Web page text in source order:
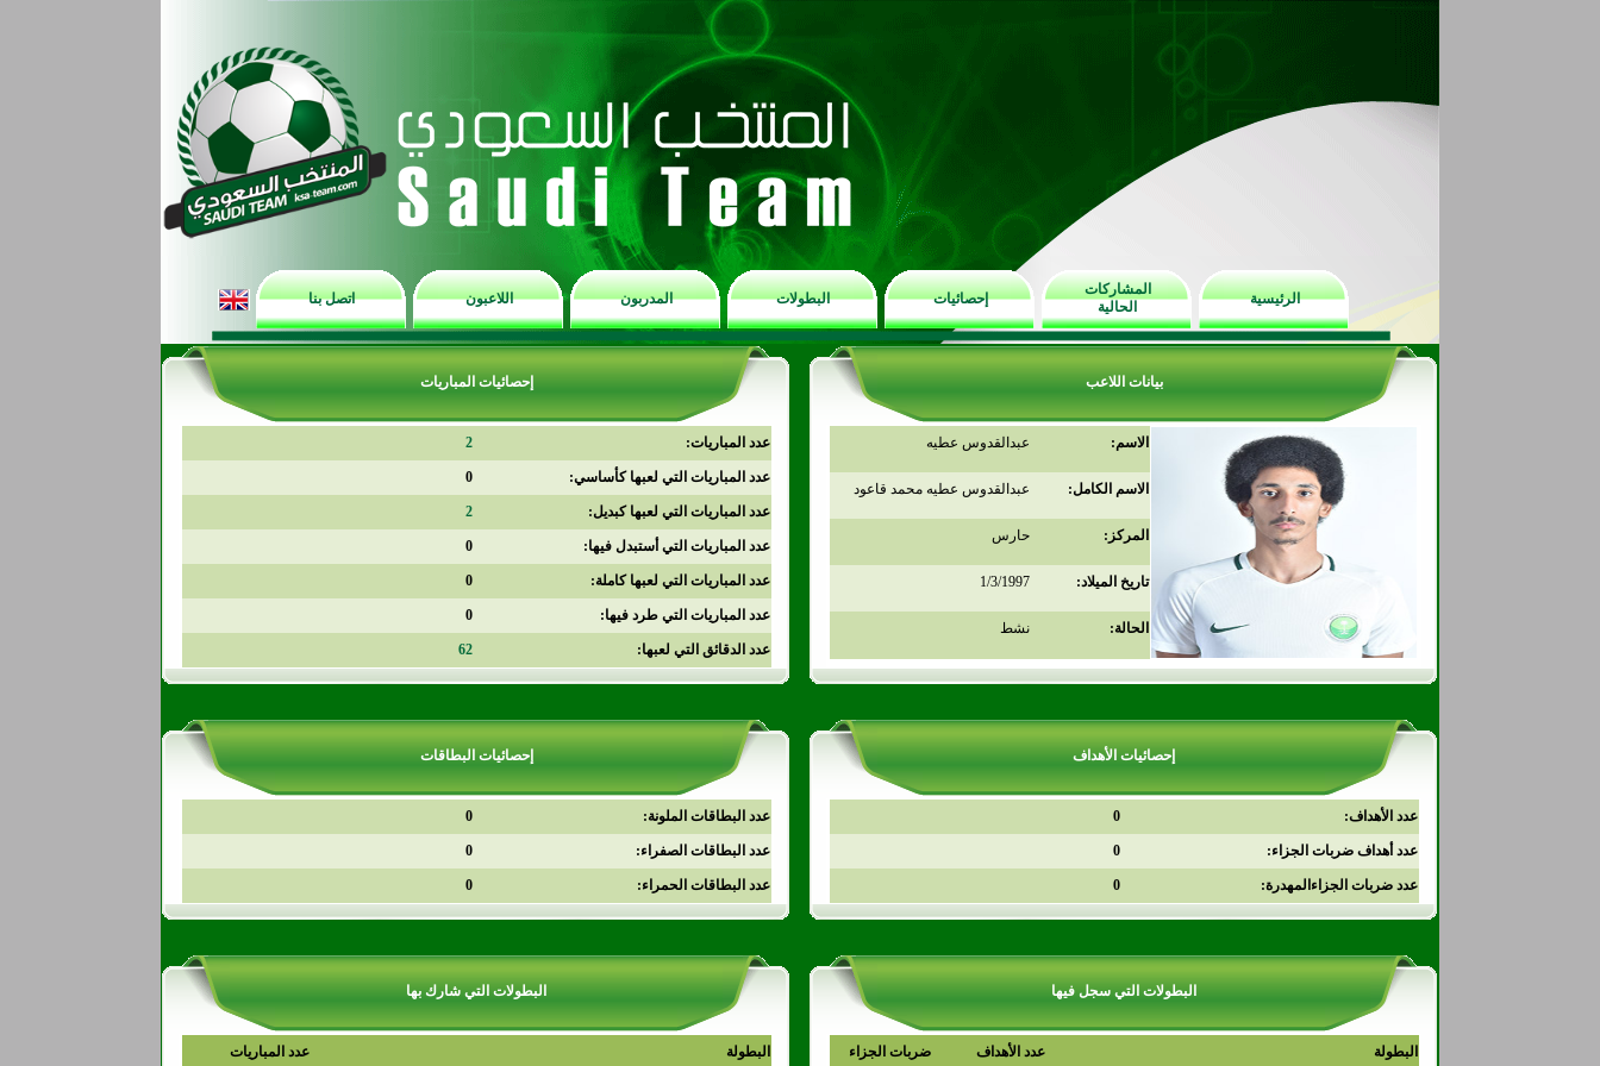
الرئيسية
المشاركات
الحالية
إحصائيات البطولات المدربون اللاعبون اتصل بنا
بيانات اللاعب إحصائيات المباريات
الاسم: عبدالقدوس عطيه
الاسم الكامل: عبدالقدوس عطيه محمد قاعود
المركز: حارس
تاريخ الميلاد: 1/3/1997
الحالة: نشط
عدد المباريات: 2
عدد المباريات التي لعبها كأساسي: 0
عدد المباريات التي لعبها كبديل: 2
عدد المباريات التي أستبدل فيها: 0
عدد المباريات التي لعبها كاملة: 0
عدد المباريات التي طرد فيها: 0
عدد الدقائق التي لعبها: 62
إحصائيات الأهداف إحصائيات البطاقات
عدد الأهداف: 0
عدد أهداف ضربات الجزاء: 0
عدد ضربات الجزاءالمهدرة: 0
عدد البطاقات الملونة: 0
عدد البطاقات الصفراء: 0
عدد البطاقات الحمراء: 0
البطولات التي سجل فيها البطولات التي شارك بها
البطولة عدد الأهداف ضربات الجزاء البطولة عدد المباريات